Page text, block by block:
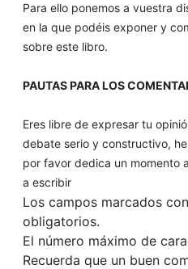
Para ello ponemos a vuestra
en la que podéis exponer y
sobre este libro.
PAUTAS PARA LOS
Eres libre de expresar tu
debate serio y constructivo,
por favor dedica un momento
a escribir
Los campos marcados
obligatorios.
El número máximo de
Recuerda que un buen